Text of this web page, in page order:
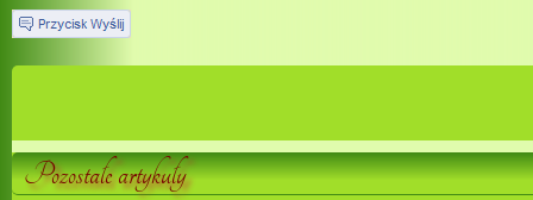
Pozostałe artykuły